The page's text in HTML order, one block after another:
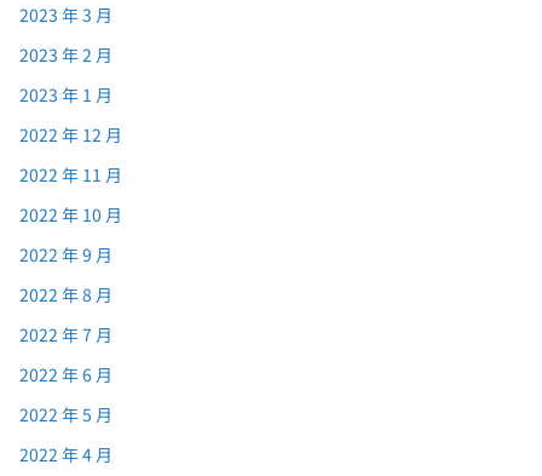
2023 年 3 月
2023 年 2 月
2023 年 1 月
2022 年 12 月
2022 年 11 月
2022 年 10 月
2022 年 9 月
2022 年 8 月
2022 年 7 月
2022 年 6 月
2022 年 5 月
2022 年 4 月